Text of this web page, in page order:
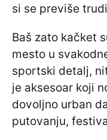
si se previše
Baš zato kačket
mesto u
sportski detalj,
je aksesoar koji
dovoljno urban
putovanju,